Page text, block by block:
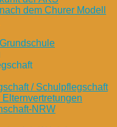
dem Churer Modell
/ Schulpflegschaft
Elternvertretungen
NRW